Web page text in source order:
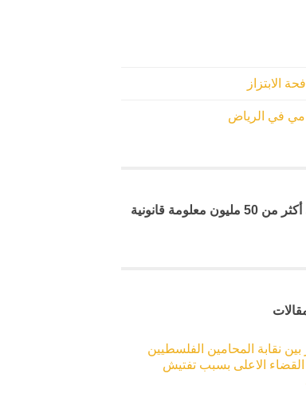
الابتزاز
في الرياض
معلومة قانونية
بين نقابة المحامين الفلسطيين
الاعلى بسبب تفتيش